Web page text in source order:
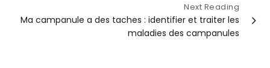
Next Reading
Ma campanule a des taches : identifier et traiter les
maladies des campanules